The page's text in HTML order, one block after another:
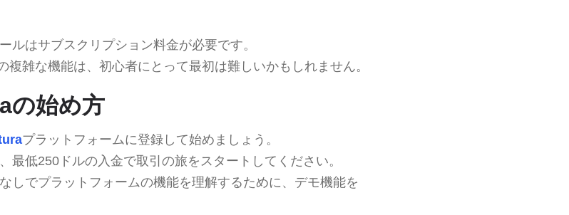
ルはサブスクリプション料金が必要です。
複雑な機能は、初心者にとって最初は難しいかもしれません。
の始め方
プラットフォームに登録して始めましょう。
最低250ドルの入金で取引の旅をスタートしてください。
しでプラットフォームの機能を理解するために、デモ機能を